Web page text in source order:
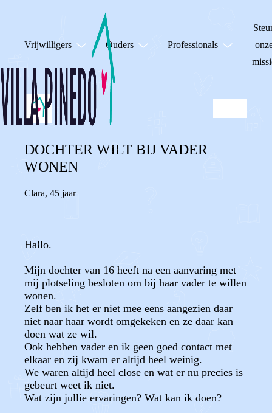
Vrijwilligers Ouders Professionals
DOCHTER WILT BIJ VADER
WONEN
Clara, 45 jaar
Hallo.
Mijn dochter van 16 heeft na een aanvaring met
mij plotseling besloten om bij haar vader te willen
wonen.
Zelf ben ik het er niet mee eens aangezien daar
niet naar haar wordt omgekeken en ze daar kan
doen wat ze wil.
Ook hebben vader en ik geen goed contact met
elkaar en zij kwam er altijd heel weinig.
We waren altijd heel close en wat er nu precies is
gebeurt weet ik niet.
Wat zijn jullie ervaringen? Wat kan ik doen?